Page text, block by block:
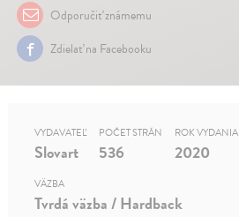
Odporučiť známemu
Zdielať na Facebooku
VYDAVATEĽ
Slovart
POČET STRÁN
536
ROK VYDANIA
2020
VÄZBA
Tvrdá väzba / Hardback